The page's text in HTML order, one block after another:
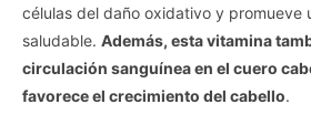
células del daño oxidativo y promueve
saludable. Además, esta vitamina
circulación sanguínea en el cuero
favorece el crecimiento del cabello.